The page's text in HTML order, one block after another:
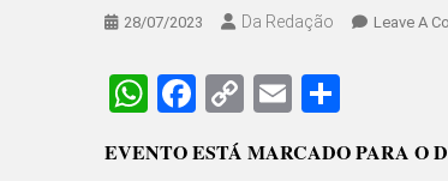
28/07/2023 Da Redação Leave A
WhatsApp
Facebook
CopyEmail
EVENTO ESTÁ MARCADO PARA O